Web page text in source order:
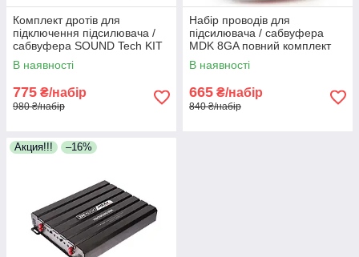
Комплект дротів для
підключення підсилювача /
сабвуфера SOUND Tech KIT
(8GA) повний набір проводів
В наявності
775 ₴/набір
980 ₴/набір
Набір проводів для
підсилювача / сабвуфера
MDK 8GA повний комплект
проводів для підключення
В наявності
665 ₴/набір
840 ₴/набір
Акция!!! –16%